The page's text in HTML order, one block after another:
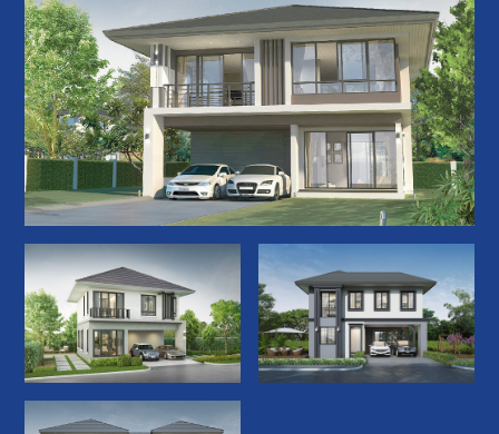
มหาวิทยาลัยอีสเทิร์นเอเชีย : 6.4 กิโลเมตร
โรงพยาบาลเปาโล รังสิต : 18.7 กิโลเมตร